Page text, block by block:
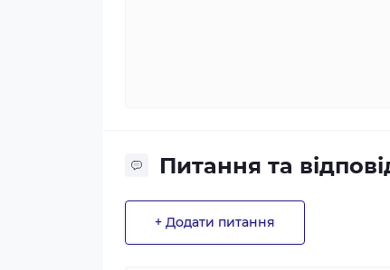
Питання та
+ Додати питання